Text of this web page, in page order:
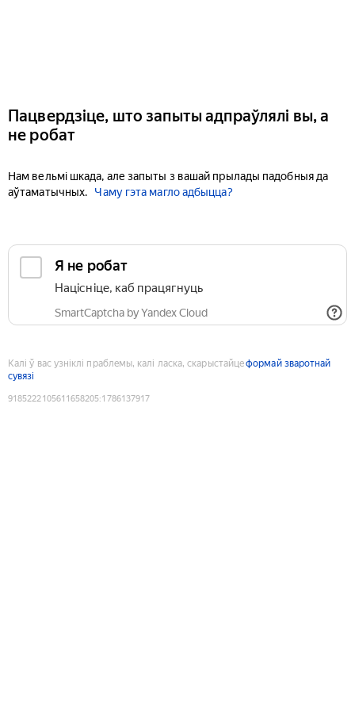
Пацвердзіце, што запыты адпраўлялі вы, а
не робат
Нам вельмі шкада, але запыты з вашай прылады падобныя да
аўтаматычных.
Чаму гэта магло адбыцца?
Я не робат
Націсніце, каб працягнуць
SmartCaptcha by Yandex Cloud
Калі ў вас узніклі праблемы, калі ласка, скарыстайцеформай зваротнай
сувязі
9185222105611658205:1786137917